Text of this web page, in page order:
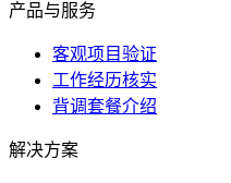
产品与服务
客观项目验证
工作经历核实
背调套餐介绍
解决方案